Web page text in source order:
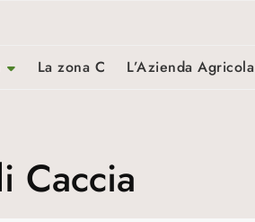
La zona C L’Azienda Agricola
Caccia